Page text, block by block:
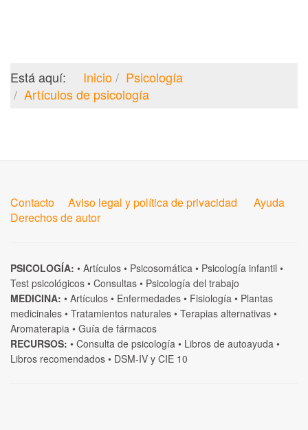
Está aquí: Inicio
Psicología
Artículos de psicología
Contacto Aviso legal y política de privacidad
Ayuda
Derechos de autor
PSICOLOGÍA: • Artículos • Psicosomática • Psicología infantil •
Test psicológicos • Consultas • Psicología del trabajo
MEDICINA: • Artículos • Enfermedades • Fisiología • Plantas
medicinales • Tratamientos naturales • Terapias alternativas •
Aromaterapia • Guía de fármacos
RECURSOS: • Consulta de psicología • Libros de autoayuda •
Libros recomendados • DSM-IV y CIE 10